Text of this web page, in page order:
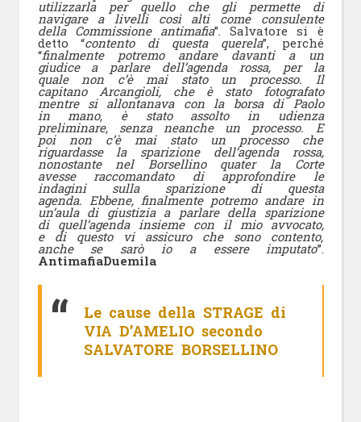
utilizzarla per quello che gli permette di
navigare a livelli così alti come consulente
della Commissione antimafia”. Salvatore si è
detto “contento di questa querela”, perché
“finalmente potremo andare davanti a un
giudice a parlare dell’agenda rossa, per la
quale non c’è mai stato un processo. Il
capitano Arcangioli, che è stato fotografato
mentre si allontanava con la borsa di Paolo
in mano, è stato assolto in udienza
preliminare, senza neanche un processo. E
poi non c’è mai stato un processo che
riguardasse la sparizione dell’agenda rossa,
nonostante nel Borsellino quater la Corte
avesse raccomandato di approfondire le
indagini sulla sparizione di questa
agenda. Ebbene, finalmente potremo andare in
un’aula di giustizia a parlare della sparizione
di quell’agenda insieme con il mio avvocato,
e di questo vi assicuro che sono contento,
anche se sarò io a essere imputato”.
AntimafiaDuemila
Le cause della STRAGE di
VIA D’AMELIO secondo
SALVATORE BORSELLINO